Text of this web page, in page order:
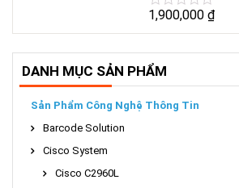
1,900,000 ₫
DANH MỤC SẢN PHẨM
Sản Phẩm Công Nghệ Thông Tin
Barcode Solution
Cisco System
Cisco C2960L